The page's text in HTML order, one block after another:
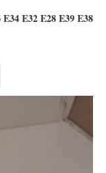
E32 E28 E39 E38